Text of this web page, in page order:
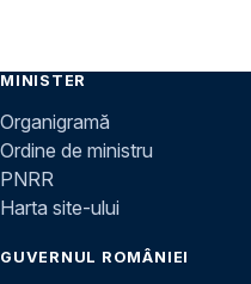
MINISTER
Organigramă
Ordine de ministru
PNRR
Harta site-ului
GUVERNUL ROMÂNIEI